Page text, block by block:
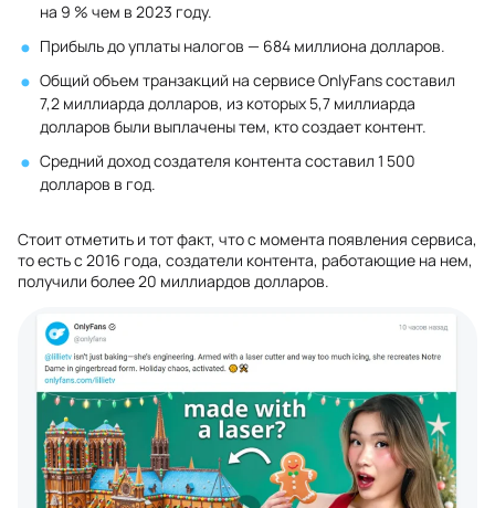
на 9 % чем в 2023 году.
Прибыль до уплаты налогов — 684 миллиона долларов.
Общий объем транзакций на сервисе OnlyFans составил
7,2 миллиарда долларов, из которых 5,7 миллиарда
долларов были выплачены тем, кто создает контент.
Средний доход создателя контента составил 1 500
долларов в год.
Стоит отметить и тот факт, что с момента появления сервиса,
то есть с 2016 года, создатели контента, работающие на нем,
получили более 20 миллиардов долларов.